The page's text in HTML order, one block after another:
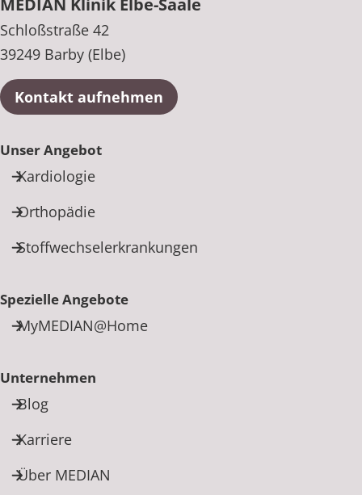
MEDIAN Klinik Elbe-Saale
Schloßstraße 42
39249 Barby (Elbe)
Kontakt aufnehmen
Unser Angebot
Kardiologie
Orthopädie
Stoffwechselerkrankungen
Spezielle Angebote
MyMEDIAN@Home
Unternehmen
Blog
Karriere
Über MEDIAN